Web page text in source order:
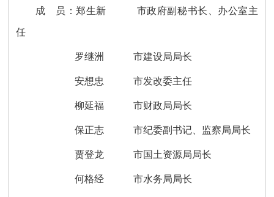
成 员：郑生新 市政府副秘书长、办公室主
任
罗继洲 市建设局局长
安想忠 市发改委主任
柳延福 市财政局局长
保正志 市纪委副书记、监察局局长
贾登龙 市国土资源局局长
何格经 市水务局局长